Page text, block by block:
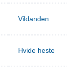
Vildanden
Hvide heste